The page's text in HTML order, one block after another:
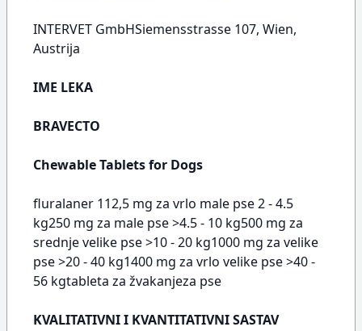
INTERVET GmbHSiemensstrasse 107, Wien,
Austrija
IME LEKA
BRAVECTO
Chewable Tablets for Dogs
fluralaner 112,5 mg za vrlo male pse 2 - 4.5
kg250 mg za male pse >4.5 - 10 kg500 mg za
srednje velike pse >10 - 20 kg1000 mg za velike
pse >20 - 40 kg1400 mg za vrlo velike pse >40 -
56 kgtableta za žvakanjeza pse
KVALITATIVNI I KVANTITATIVNI SASTAV